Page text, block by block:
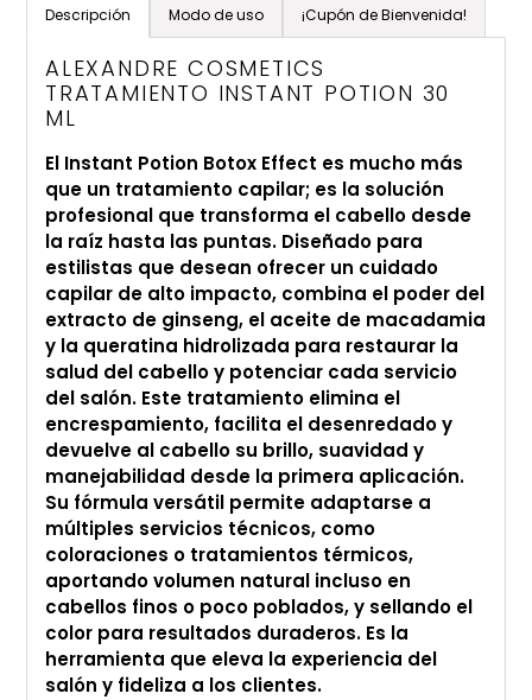
carrito
compra
Descripción Modo de uso ¡Cupón de Bienvenida!
ALEXANDRE COSMETICS
TRATAMIENTO INSTANT POTION 30
ML
El Instant Potion Botox Effect es mucho más
que un tratamiento capilar; es la solución
profesional que transforma el cabello desde
la raíz hasta las puntas. Diseñado para
estilistas que desean ofrecer un cuidado
capilar de alto impacto, combina el poder del
extracto de ginseng, el aceite de macadamia
y la queratina hidrolizada para restaurar la
salud del cabello y potenciar cada servicio
del salón. Este tratamiento elimina el
encrespamiento, facilita el desenredado y
devuelve al cabello su brillo, suavidad y
manejabilidad desde la primera aplicación.
Su fórmula versátil permite adaptarse a
múltiples servicios técnicos, como
coloraciones o tratamientos térmicos,
aportando volumen natural incluso en
cabellos finos o poco poblados, y sellando el
color para resultados duraderos. Es la
herramienta que eleva la experiencia del
salón y fideliza a los clientes.